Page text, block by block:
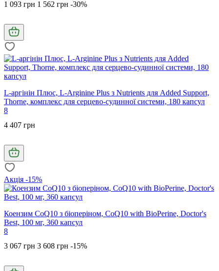
1 093 грн 1 562 грн -30%
L-аргінін Плюс, L-Arginine Plus з Nutrients для Added Support,
Thorne, комплекс для серцево-судинної системи, 180 капсул
8
4 407 грн
Акція -15%
Коензим CoQ10 з біоперіном, CoQ10 with BioPerine, Doctor's
Best, 100 мг, 360 капсул
8
3 067 грн 3 608 грн -15%